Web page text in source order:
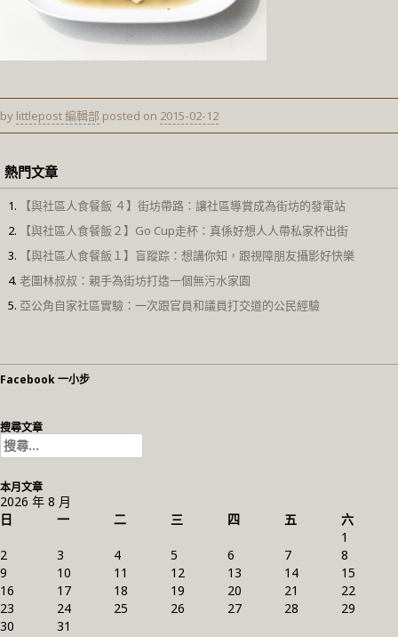
by littlepost 編輯部 posted on 2015-02-12
熱門文章
【與社區人食餐飯 ４】街坊帶路：讓社區導賞成為街坊的發電站
【與社區人食餐飯２】Go Cup走杯：真係好想人人帶私家杯出街
【與社區人食餐飯１】盲蹤踪：想講你知，跟視障朋友攝影好快樂
老圍林叔叔：親手為街坊打造一個無污水家園
亞公角自家社區實驗：一次跟官員和議員打交道的公民經驗
Facebook 一小步
搜尋文章
搜
尋
關
鍵
字:
本月文章
2026 年 8 月
日
一 二 三 四 五
六
1
2
3 4 5 6 7
8
9
10 11 12 13 14
15
16
17 18 19 20 21
22
23
24 25 26 27 28
29
30
31